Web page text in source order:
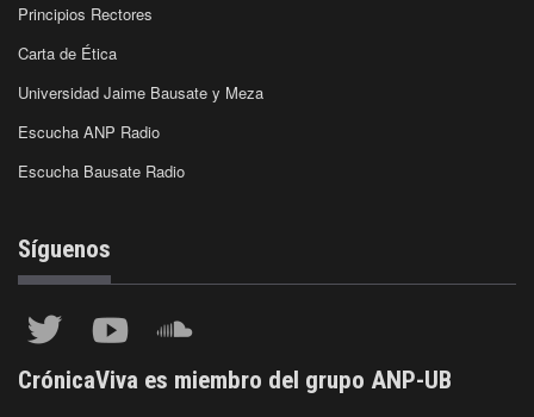
Principios Rectores
Carta de Ética
Universidad Jaime Bausate y Meza
Escucha ANP Radio
Escucha Bausate Radio
Síguenos
CrónicaViva es miembro del grupo ANP-UB